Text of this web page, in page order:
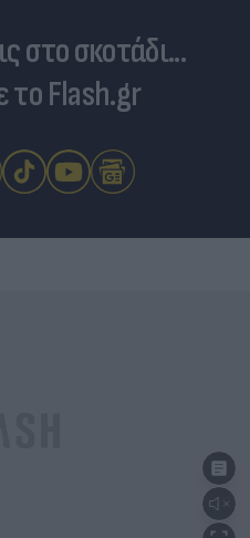
στο σκοτάδι...
το Flash.gr